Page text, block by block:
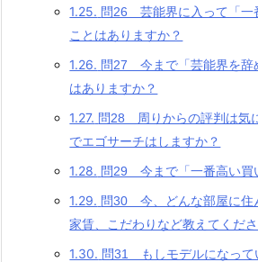
1.25. 問26 芸能界に入って「一
ことはありますか？
1.26. 問27 今まで「芸能界を辞
はありますか？
1.27. 問28 周りからの評判は気
でエゴサーチはしますか？
1.28. 問29 今まで「一番高い買
1.29. 問30 今、どんな部屋に住
家賃、こだわりなど教えてくだ
1.30. 問31 もしモデルになって